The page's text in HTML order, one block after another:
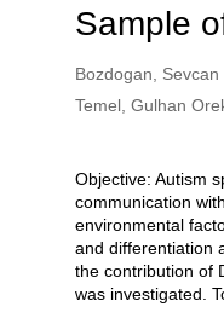
Sample
Oluşturanlar
Bozdogan, Sevcan
Temel, Gulhan
Açıklama
Objective: Autism
communication
environmental
and differentiation
the contribution of
was investigated.